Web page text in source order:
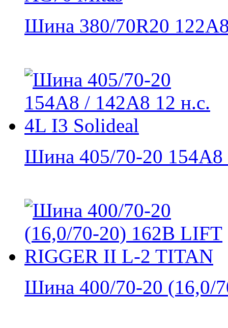
Шина 380/70R20
Шина 405/70-20 154А8
Шина 400/70-20 (16,0/